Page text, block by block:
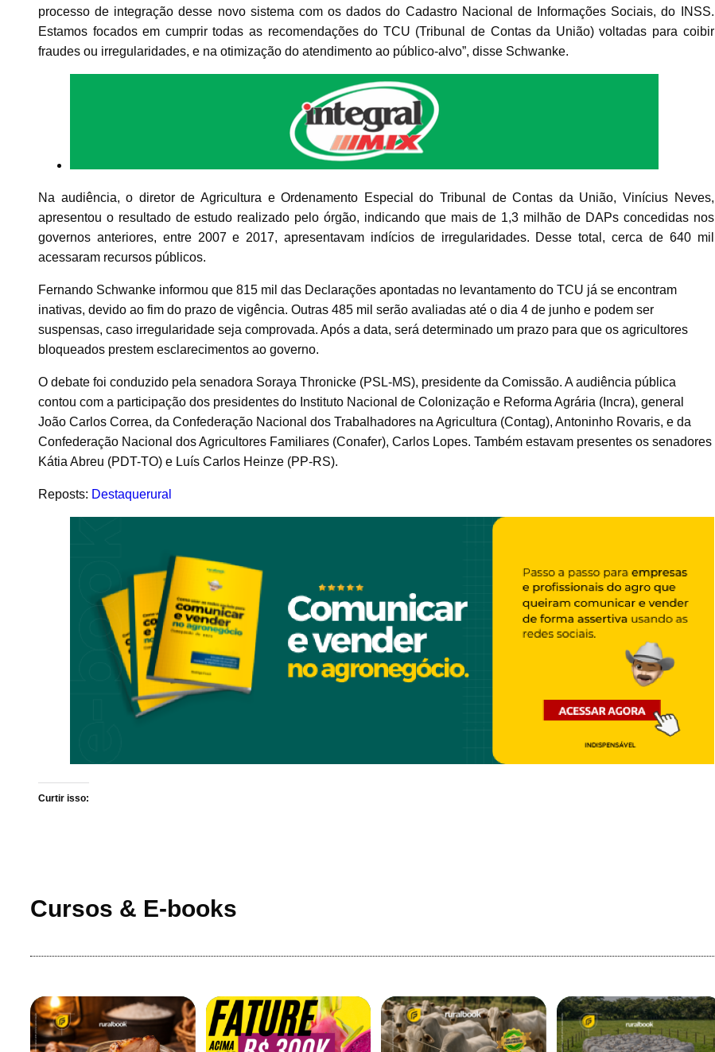
processo de integração desse novo sistema com os dados do Cadastro Nacional de Informações Sociais, do INSS.
Estamos focados em cumprir todas as recomendações do TCU (Tribunal de Contas da União) voltadas para coibir
fraudes ou irregularidades, e na otimização do atendimento ao público-alvo”, disse Schwanke.
Na audiência, o diretor de Agricultura e Ordenamento Especial do Tribunal de Contas da União, Vinícius Neves,
apresentou o resultado de estudo realizado pelo órgão, indicando que mais de 1,3 milhão de DAPs concedidas nos
governos anteriores, entre 2007 e 2017, apresentavam indícios de irregularidades. Desse total, cerca de 640 mil
acessaram recursos públicos.
Fernando Schwanke informou que 815 mil das Declarações apontadas no levantamento do TCU já se encontram
inativas, devido ao fim do prazo de vigência. Outras 485 mil serão avaliadas até o dia 4 de junho e podem ser
suspensas, caso irregularidade seja comprovada. Após a data, será determinado um prazo para que os agricultores
bloqueados prestem esclarecimentos ao governo.
O debate foi conduzido pela senadora Soraya Thronicke (PSL-MS), presidente da Comissão. A audiência pública
contou com a participação dos presidentes do Instituto Nacional de Colonização e Reforma Agrária (Incra), general
João Carlos Correa, da Confederação Nacional dos Trabalhadores na Agricultura (Contag), Antoninho Rovaris, e da
Confederação Nacional dos Agricultores Familiares (Conafer), Carlos Lopes. Também estavam presentes os senadores
Kátia Abreu (PDT-TO) e Luís Carlos Heinze (PP-RS).
Reposts: Destaquerural
Curtir isso:
Cursos & E-books